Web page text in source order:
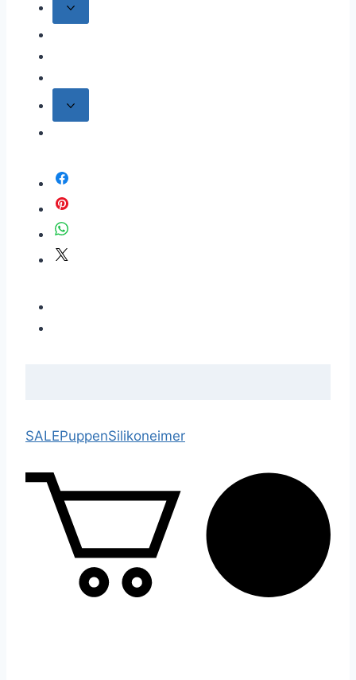
SALEPuppenSilikoneimer